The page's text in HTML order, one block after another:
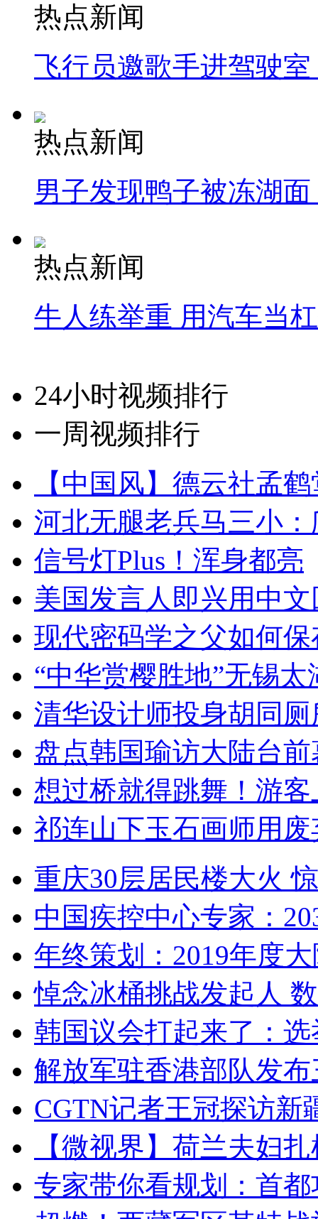
热点新闻
飞行员邀歌手进驾驶
热点新闻
男子发现鸭子被冻湖
热点新闻
牛人练举重 用汽车当
24小时视频排行
一周视频排行
【中国风】德云社孟
河北无腿老兵马三小
信号灯Plus！浑身都亮
美国发言人即兴用中
现代密码学之父如何
“中华赏樱胜地”无锡
清华设计师投身胡同
盘点韩国瑜访大陆台
想过桥就得跳舞！游客
祁连山下玉石画师用
重庆30层居民楼大火
中国疾控中心专家：
年终策划：2019年度
悼念冰桶挑战发起人
韩国议会打起来了：
解放军驻香港部队发
CGTN记者王冠探访新
【微视界】荷兰夫妇
专家带你看规划：首